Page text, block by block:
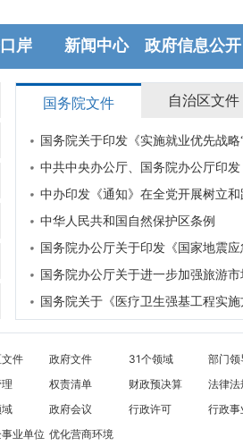
岸 新闻中心 政府信息公开
国务院文件 自治区文件
国务院关于印发《实施就业优先战
中共中央办公厅、国务院办公厅印
中办印发《通知》在全党开展树立
中华人民共和国自然保护区条例
国务院办公厅关于印发《国家地震
国务院办公厅关于进一步加强旅游
国务院关于《医疗卫生强基工程实
件 政府文件 31个领域
部门领
权责清单 财政预决算
法律法
政府会议 行政许可
行政事
业单位 优化营商环境